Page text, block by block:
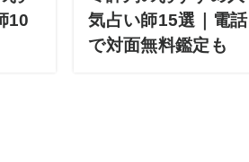
10
気占い師15選｜電話
で対面無料鑑定も